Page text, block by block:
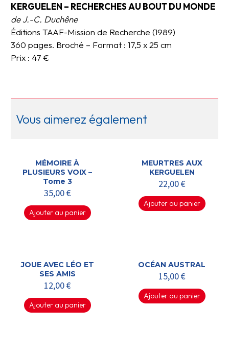
KERGUELEN – RECHERCHES AU BOUT DU MONDE
de J.-C. Duchêne
Éditions TAAF-Mission de Recherche (1989)
360 pages. Broché – Format : 17,5 x 25 cm
Prix : 47 €
Vous aimerez également
MÉMOIRE À
PLUSIEURS VOIX –
Tome 3
35,00€
Ajouter au panier
MEURTRES AUX
KERGUELEN
22,00€
Ajouter au panier
JOUE AVEC LÉO ET
SES AMIS
12,00€
Ajouter au panier
OCÉAN AUSTRAL
15,00€
Ajouter au panier